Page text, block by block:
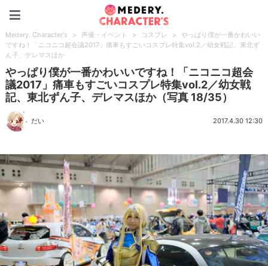
Medery. Character's > 声優・イベント > コスプレ >
やっぱり僕が一番かわいい
ですね！「ニコニコ超会議2017」痛車もすごいコスプレ特集vol.2／幼女戦記、東北ず
ん子、デレマスほか
やっぱり僕が一番かわいいですね！「ニコニコ超会
議2017」痛車もすごいコスプレ特集vol.2／幼女戦
記、東北ずん子、デレマスほか（写真 18/35）
だい 2017.4.30 12:30